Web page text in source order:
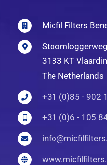
Micfil Filters
3133 KT
The Netherlands
+31 (0)85 - 902
+31 (0)6 - 105